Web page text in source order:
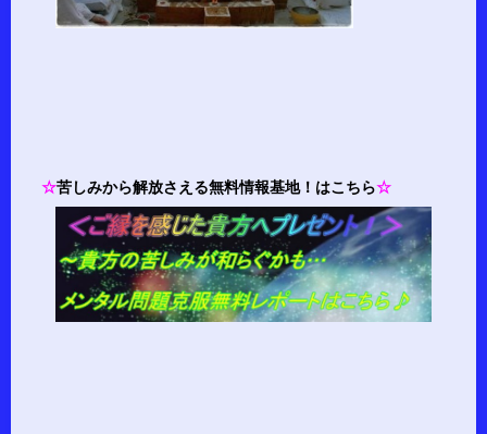
☆苦しみから解放さえる無料情報基地！はこちら☆